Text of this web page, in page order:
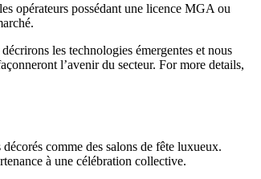
opérateurs possédant une licence MGA ou
les technologies émergentes et nous
l’avenir du secteur. For more details,
comme des salons de fête luxueux.
à une célébration collective.